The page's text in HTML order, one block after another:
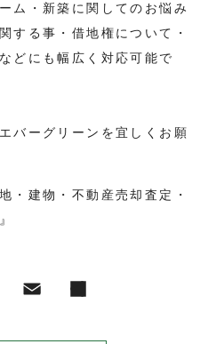
ム・新築に関してのお悩み
する事・借地権について・
どにも幅広く対応可能で
バーグリーンを宜しくお願
・建物・不動産売却査定・